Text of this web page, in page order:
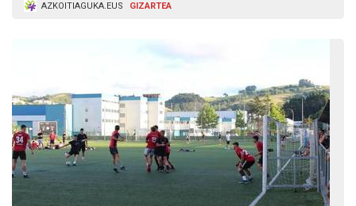
AZKOITIAGUKA.EUS GIZARTEA